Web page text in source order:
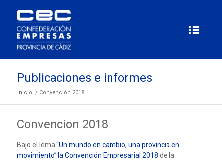
Publicaciones e informes
Inicio / Convención 2018
Convencion 2018
Bajo el lema“Un mundo en cambio, una provincia en
movimiento” la Convención Empresarial 2018 de la